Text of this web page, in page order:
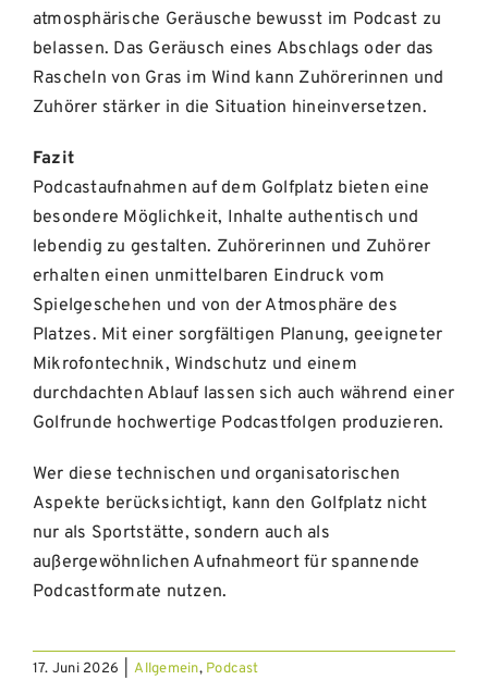
atmosphärische Geräusche bewusst im Podcast zu
belassen. Das Geräusch eines Abschlags oder das
Rascheln von Gras im Wind kann Zuhörerinnen und
Zuhörer stärker in die Situation hineinversetzen.
Fazit
Podcastaufnahmen auf dem Golfplatz bieten eine
besondere Möglichkeit, Inhalte authentisch und
lebendig zu gestalten. Zuhörerinnen und Zuhörer
erhalten einen unmittelbaren Eindruck vom
Spielgeschehen und von der Atmosphäre des
Platzes. Mit einer sorgfältigen Planung, geeigneter
Mikrofontechnik, Windschutz und einem
durchdachten Ablauf lassen sich auch während einer
Golfrunde hochwertige Podcastfolgen produzieren.
Wer diese technischen und organisatorischen
Aspekte berücksichtigt, kann den Golfplatz nicht
nur als Sportstätte, sondern auch als
außergewöhnlichen Aufnahmeort für spannende
Podcastformate nutzen.
17. Juni 2026 Allgemein, Podcast